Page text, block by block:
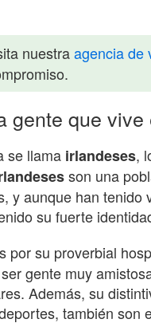
nuestraagencia de
gente que vive
se llama irlandeses,
son una
y aunque han tenido
su fuerte
por su proverbial
gente muy
Además, su
también son